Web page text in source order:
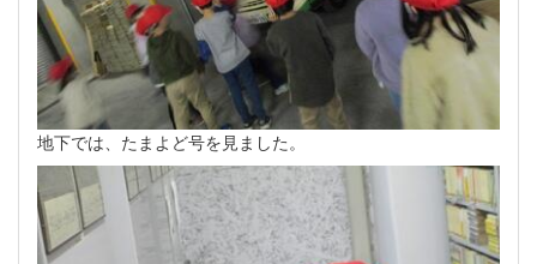
地下では、たまよど号を見ました。